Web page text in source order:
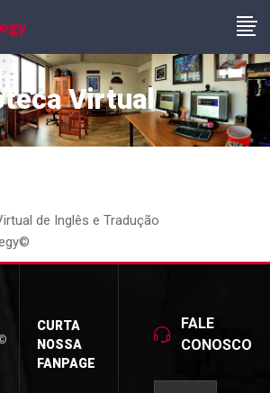
Virtual
de Inglês e Tradução
CURTA
NOSSA
FANPAGE
FALE
CONOSCO